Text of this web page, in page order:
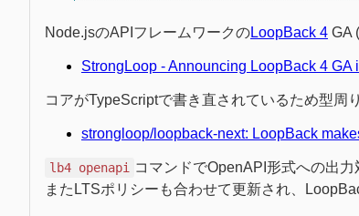
Node.jsのAPIフレームワークのLoopBack 4 GA
StrongLoop - Announcing LoopBack 4
コアがTypeScriptで書き直されているため型周
strongloop/loopback-next: LoopBack
lb4 openapi
コマンドでOpenAPI形式への出力
またLTSポリシーも合わせて更新され、